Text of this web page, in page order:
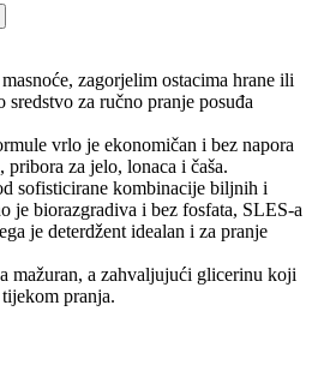
zagorjelim ostacima hrane ili
za ručno pranje posuđa
vrlo je ekonomičan i bez napora
za jelo, lonaca i čaša.
sofisticirane kombinacije biljnih i
je biorazgradiva i bez fosfata, SLES-a
je deterdžent idealan i za pranje
mažuran, a zahvaljujući glicerinu koji
pranja.